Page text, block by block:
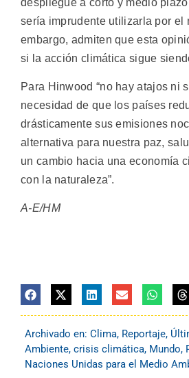
sería imprudente utilizarla por el
embargo, admiten que esta
si la acción climática sigue
Para Hinwood “no hay atajos ni
necesidad de que los países
drásticamente sus emisiones
alternativa para nuestra paz,
un cambio hacia una economía
con la naturaleza”.
A-E/HM
Archivado en: Clima, Reportaje,
Ambiente, crisis climática, Mundo,
Naciones Unidas para el Medio